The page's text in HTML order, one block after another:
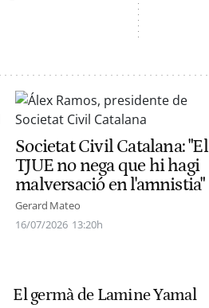
Societat Civil Catalana: "El
TJUE no nega que hi hagi
malversació en l'amnistia"
Gerard Mateo
16/07/2026 13:20h
El germà de Lamine Yamal